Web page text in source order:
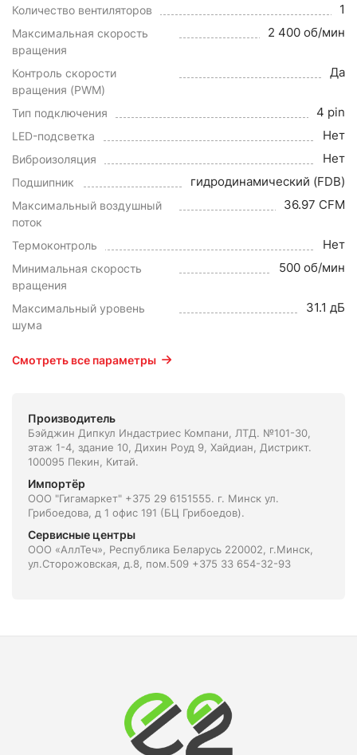
Количество вентиляторов 1
Максимальная скорость
вращения
2 400 об/мин
Контроль скорости
вращения (PWM)
Да
Тип подключения 4 pin
LED-подсветка Нет
Виброизоляция Нет
Подшипник гидродинамический (FDB)
Максимальный воздушный
поток
36.97 CFM
Термоконтроль Нет
Минимальная скорость
вращения
500 об/мин
Максимальный уровень
шума
31.1 дБ
Смотреть все параметры
Производитель
Бэйджин Дипкул Индастриес Компани, ЛТД. №101-30,
этаж 1-4, здание 10, Дихин Роуд 9, Хайдиан, Дистрикт.
100095 Пекин, Китай.
Импортёр
ООО "Гигамаркет" +375 29 6151555. г. Минск ул.
Грибоедова, д 1 офис 191 (БЦ Грибоедов).
Сервисные центры
ООО «АллТеч», Республика Беларусь 220002, г.Минск,
ул.Сторожовская, д.8, пом.509 +375 33 654-32-93